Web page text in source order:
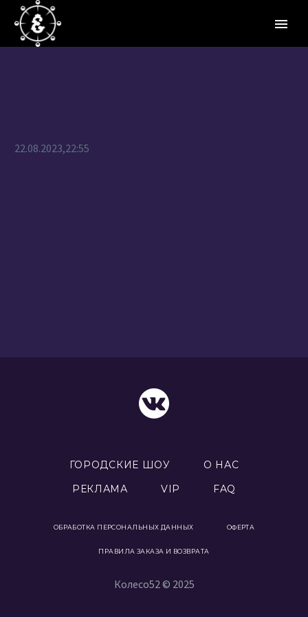
22.08.2023,22:55
ГОРОДСКИЕ ШОУ
О НАС
РЕКЛАМА
VIP FAQ
ОБРАБОТКА ПЕРСОНАЛЬНЫХ ДАННЫХ ОФЕРТА
ПРАВИЛА ЗАКАЗА И ВОЗВРАТА
Колесо52 © 2025